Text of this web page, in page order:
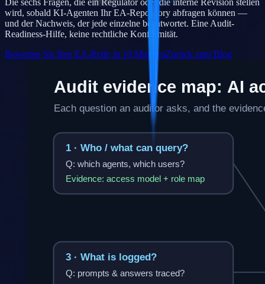
Die sechs Fragen, die ein Regulator oder die interne Revision stellen
wird, sobald KI-Agenten Ihr EA-Repository abfragen können —
und der Nachweis, der jede einzelne beantwortet. Eine Audit-
Readiness-Hilfe, keine rechtliche Konformität.
Bewerten Sie Ihre EA-Reife in 10 MinutenZurück zum Blog